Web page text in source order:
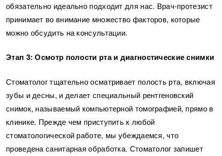
обязательно идеально подходит для нас. Врач-протезист
принимает во внимание множество факторов, которые
можно обсудить на консультации.
Этап 3: Осмотр полости рта и диагностические снимки
Стоматолог тщательно осматривает полость рта, включая
зубы и десны, и делает специальный рентгеновский
снимок, называемый компьютерной томографией, прямо в
клинике. Прежде чем приступить к любой
стоматологической работе, мы убеждаемся, что
проведена санитарная обработка. Стоматолог запишет